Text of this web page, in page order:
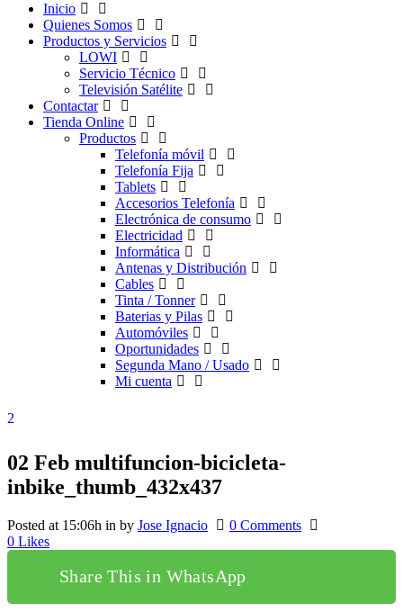
Inicio
Quienes Somos
Productos y Servicios
LOWI
Servicio Técnico
Televisión Satélite
Contactar
Tienda Online
Productos
Telefonía móvil
Telefonía Fija
Tablets
Accesorios Telefonía
Electrónica de consumo
Electricidad
Informática
Antenas y Distribución
Cables
Tinta / Tonner
Baterias y Pilas
Automóviles
Oportunidades
Segunda Mano / Usado
Mi cuenta
02 Feb multifuncion-bicicleta-
inbike_thumb_432x437
Posted at 15:06h in by Jose Ignacio
0 Comments
0 Likes
Share This in WhatsApp